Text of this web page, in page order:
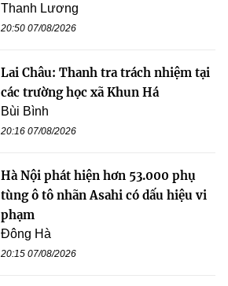
Thanh Lương
20:50 07/08/2026
Lai Châu: Thanh tra trách nhiệm tại
các trường học xã Khun Há
Bùi Bình
20:16 07/08/2026
Hà Nội phát hiện hơn 53.000 phụ
tùng ô tô nhãn Asahi có dấu hiệu vi
phạm
Đông Hà
20:15 07/08/2026